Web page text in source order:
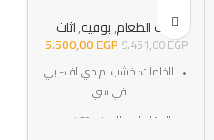
غرف الطعام,بوفيه,اثاث
9.451,00EGP
5.500,00EGP
الخامات: خشب ام دي اف- بي
في سي